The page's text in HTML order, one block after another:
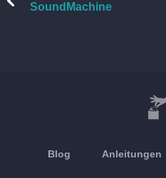
SoundMachine
Blog Anleitungen